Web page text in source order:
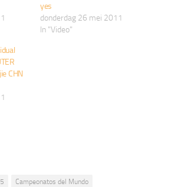
yes
donderdag 26 mei 2011
In "Video"
CHN
Campeonatos del Mundo